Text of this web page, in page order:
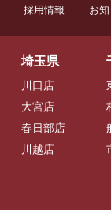
採用情報 お
埼玉県
川口店
大宮店
春日部店
川越店